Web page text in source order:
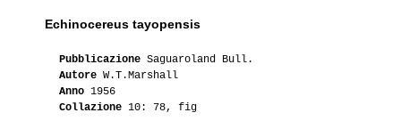
Echinocereus tayopensis
Pubblicazione Saguaroland Bull.
Autore W.T.Marshall
Anno 1956
Collazione 10: 78, fig